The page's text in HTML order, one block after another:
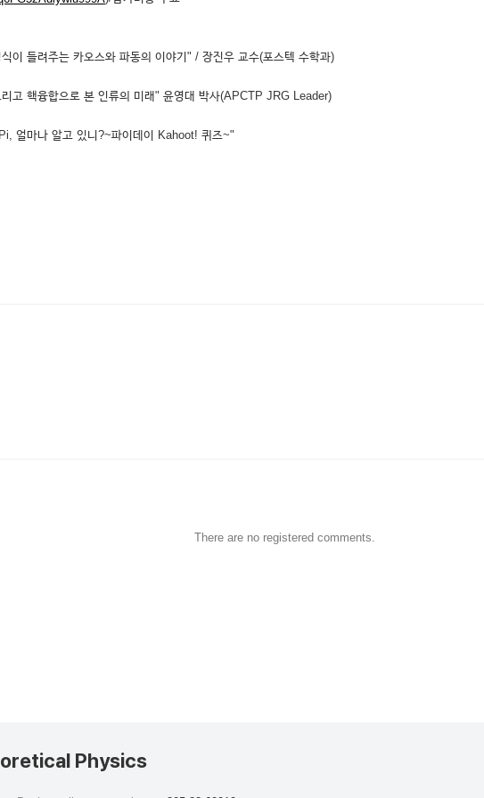
이 들려주는 카오스와 파동의 이야기" / 장진우 교수(포스텍 수학과)
고 핵융합으로 본 인류의 미래" 윤영대 박사(APCTP JRG Leader)
얼마나 알고 있니?~파이데이 Kahoot! 퀴즈~"
There are no registered comments.
Physics